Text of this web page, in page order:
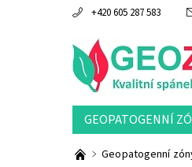
+420 605 287 583
GEOPATOGENNÍ
Geopatogenní